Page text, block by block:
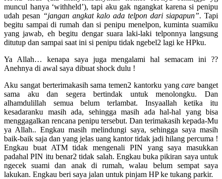
muncul hanya ‘withheld’), tapi aku gak ngangkat karena si penipu
udah pesan “jangan angkat kalo ada telpon dari siapapun”. Tapi
begitu sampai di rumah dan si penipu menelpon, kuminta suamiku
yang jawab, eh begitu dengar suara laki-laki telponnya langsung
ditutup dan sampai saat ini si penipu tidak ngebel2 lagi ke HPku.
Ya Allah… kenapa saya juga mengalami hal semacam ini ??
Anehnya di awal saya dibuat shock dulu !
Aku sangat berterimakasih sama temen2 kantorku yangcare banget
sama aku dan segera bertindak untuk menolongku. Dan
alhamdulillah semua belum terlambat. Insyaallah ketika itu
kesadaranku masih ada, sehingga masih ada hal-hal yang bisa
menggagalkan rencana penipu tersebut. Dan terimakasih kepada-Mu
ya Allah.. Engkau masih melindungi saya, sehingga saya masih
baik-baik saja dan yang jelas uang kantor tidak jadi hilang percuma !
Engkau buat ATM tidak mengenali PIN yang saya masukkan
padahal PIN itu benar2 tidak salah. Engkau buka pikiran saya untuk
ngecek suami dan anak di rumah, walau belum sempat saya
lakukan. Engkau beri saya jalan untuk pinjam HP ke tukang parkir.